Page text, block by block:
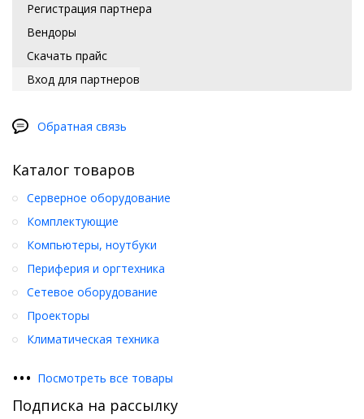
Регистрация партнера
Вендоры
Скачать прайс
Вход для партнеров
Обратная связь
Каталог товаров
Серверное оборудование
Комплектующие
Компьютеры, ноутбуки
Периферия и оргтехника
Сетевое оборудование
Проекторы
Климатическая техника
••• Посмотреть все товары
Подписка на рассылку